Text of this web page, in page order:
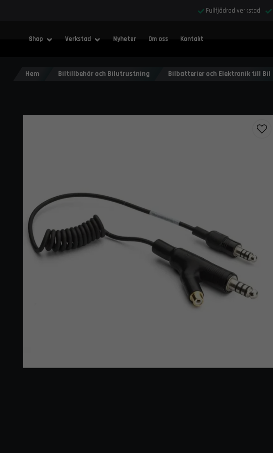
Fullfjädrad verkstad
Shop Verkstad Nyheter Om oss Kontakt
Hem Biltillbehör och Bilutrustning Bilbatterier och Elektronik till Bil